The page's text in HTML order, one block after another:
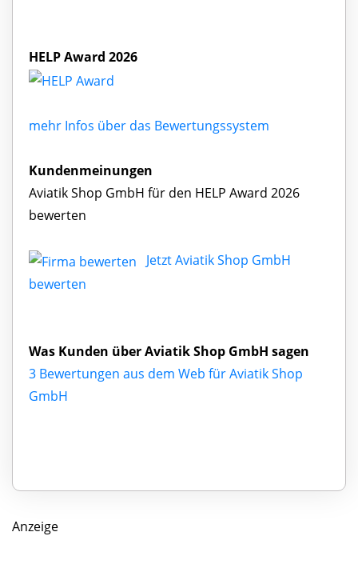
HELP Award 2026
mehr Infos über das Bewertungssystem
Kundenmeinungen
Aviatik Shop GmbH für den HELP Award 2026
bewerten
Jetzt Aviatik Shop GmbH
bewerten
Was Kunden über Aviatik Shop GmbH sagen
3 Bewertungen aus dem Web für Aviatik Shop
GmbH
Anzeige